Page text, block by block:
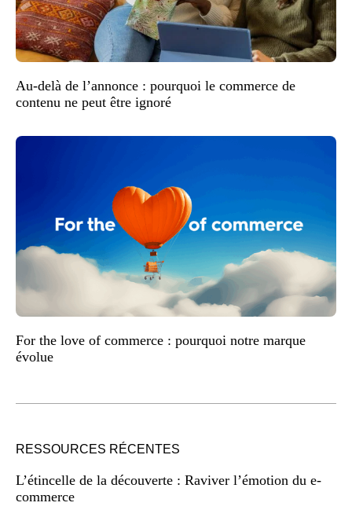
Au-delà de l’annonce : pourquoi le commerce de
contenu ne peut être ignoré
For the love of commerce : pourquoi notre marque
évolue
RESSOURCES RÉCENTES
L’étincelle de la découverte : Raviver l’émotion du e-
commerce